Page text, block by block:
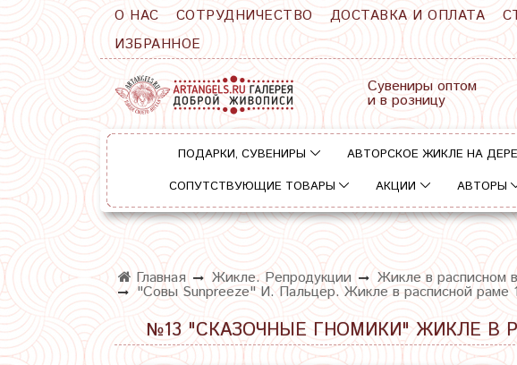
О НАС СОТРУДНИЧЕСТВО ДОСТАВКА И ОПЛАТА
ИЗБРАННОЕ
Сувениры оптом
и в розницу
ПОДАРКИ, СУВЕНИРЫ АВТОРСКОЕ ЖИКЛЕ НА
СОПУТСТВУЮЩИЕ ТОВАРЫ
АКЦИИ АВТОРЫ
Главная Жикле. Репродукции Жикле в расписном
"Совы Sunpreeze" И. Пальцер. Жикле в расписной раме
№13 "СКАЗОЧНЫЕ ГНОМИКИ" ЖИКЛЕ В